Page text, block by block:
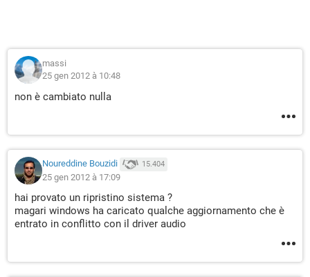
massi
25 gen 2012 à 10:48
non è cambiato nulla
Noureddine Bouzidi 15.404
25 gen 2012 à 17:09
hai provato un ripristino sistema ?
magari windows ha caricato qualche aggiornamento che è
entrato in conflitto con il driver audio